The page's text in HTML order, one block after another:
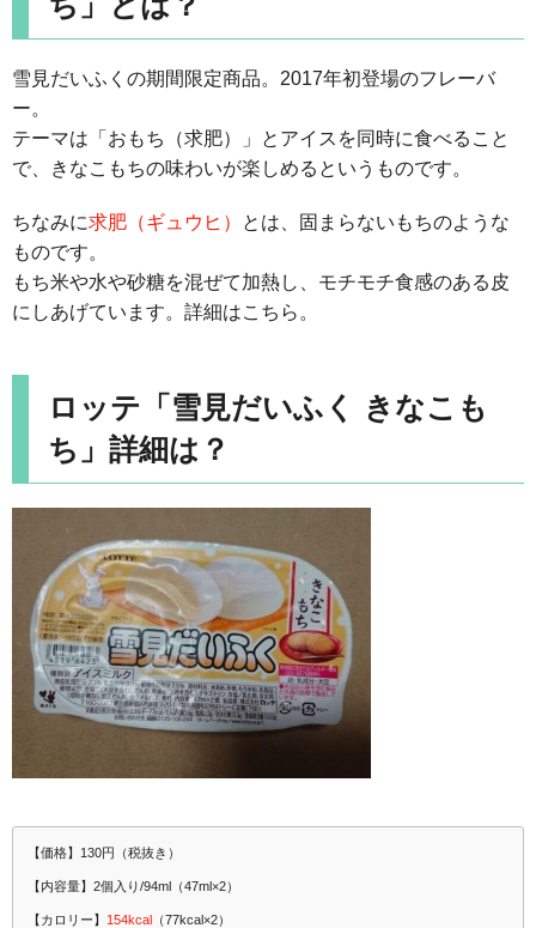
雪見だいふくの期間限定商品。2017年初登場のフレーバ
ー。
テーマは「おもち（求肥）」とアイスを同時に食べること
で、きなこもちの味わいが楽しめるというものです。
ちなみに求肥（ギュウヒ）
とは、固まらないもちのような
ものです。
もち米や水や砂糖を混ぜて加熱し、モチモチ食感のある皮
にしあげています。詳細はこちら。
ロッテ「雪見だいふく きなこも
ち」詳細は？
【価格】130円（税抜き）
【内容量】2個入り/94ml（47ml×2）
【カロリー】 154kcal （77kcal×2）